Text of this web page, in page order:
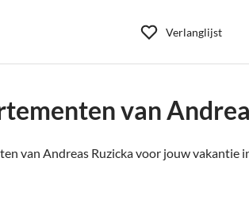
Verlanglijst
van
van Andreas Ruzicka voor jouw vakantie